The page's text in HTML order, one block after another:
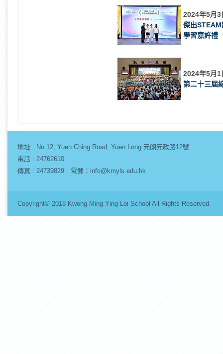
2024年5月3
傑出STEAM
學習嘉許禮
2024年5月1
第二十三屆
地址 : No.12, Yuen Ching Road, Yuen Long 元朗元政路12號
電話 : 24762610
傳真 : 24739829 電郵：info@kmyls.edu.hk
Copyright© 2018 Kwong Ming Ying Loi School All Rights Reserved.